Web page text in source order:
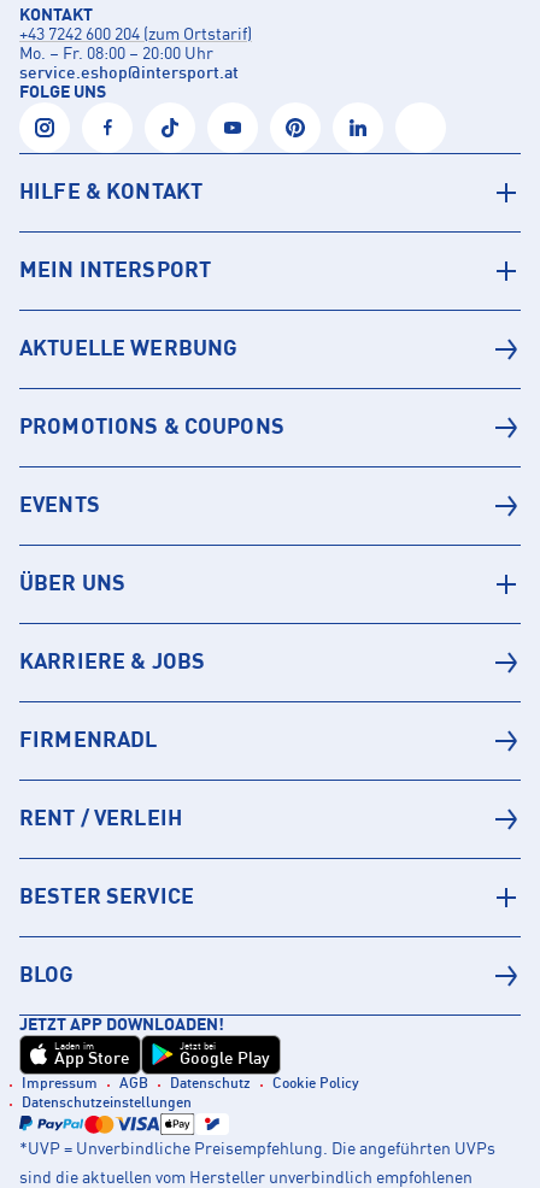
KONTAKT
+43 7242 600 204 (zum Ortstarif)
Mo. – Fr. 08:00 – 20:00 Uhr
service.eshop@intersport.at
FOLGE UNS
HILFE & KONTAKT
MEIN INTERSPORT
AKTUELLE WERBUNG
PROMOTIONS & COUPONS
EVENTS
ÜBER UNS
KARRIERE & JOBS
FIRMENRADL
RENT / VERLEIH
BESTER SERVICE
BLOG
JETZT APP DOWNLOADEN!
Laden im
App Store
Jetzt bei
Google Play
Impressum AGB Datenschutz
Cookie Policy
Datenschutzeinstellungen
*UVP = Unverbindliche Preisempfehlung. Die angeführten UVPs
sind die aktuellen vom Hersteller unverbindlich empfohlenen